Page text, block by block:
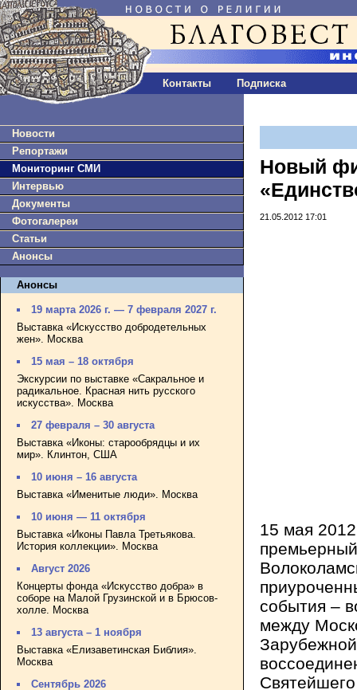
Контакты Подписка
Новости
Репортажи
Мониторинг СМИ
Интервью
Документы
Фотогалереи
Статьи
Анонсы
Анонсы
19 марта 2026 г. — 7 февраля 2027 г.
Выставка «Искусство добродетельных
жен». Москва
15 мая – 18 октября
Экскурсии по выставке «Сакральное и
радикальное. Красная нить русского
искусства». Москва
27 февраля – 30 августа
Выставка «Иконы: старообрядцы и их
мир». Клинтон, США
10 июня – 16 августа
Выставка «Именитые люди». Москва
10 июня — 11 октября
Выставка «Иконы Павла Третьякова.
История коллекции». Москва
Август 2026
Концерты фонда «Искусство добра» в
соборе на Малой Грузинской и в Брюсов-
холле. Москва
13 августа – 1 ноября
Выставка «Елизаветинская Библия».
Москва
Сентябрь 2026
Новый
21.05.2012 17:01
15 мая
события –
между